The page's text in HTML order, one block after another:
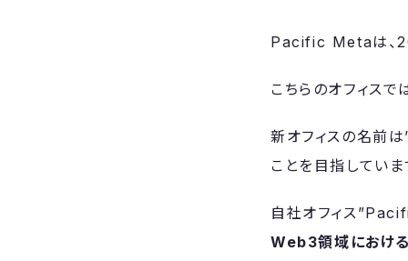
Pacific Metaは、
こちらのオフィスで
新オフィスの名前
ことを目指していま
自社オフィス
Web3領域におけ